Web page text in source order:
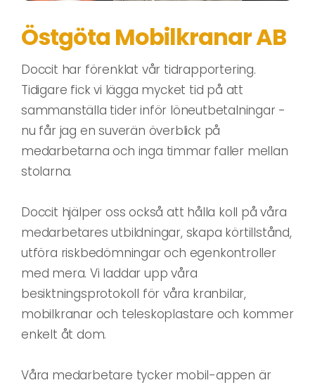
Östgöta Mobilkranar AB
Doccit har förenklat vår tidrapportering.
Tidigare fick vi lägga mycket tid på att
sammanställa tider inför löneutbetalningar -
nu får jag en suverän överblick på
medarbetarna och inga timmar faller mellan
stolarna.
Doccit hjälper oss också att hålla koll på våra
medarbetares utbildningar, skapa körtillstånd,
utföra riskbedömningar och egenkontroller
med mera. Vi laddar upp våra
besiktningsprotokoll för våra kranbilar,
mobilkranar och teleskoplastare och kommer
enkelt åt dom.
Våra medarbetare tycker mobil-appen är